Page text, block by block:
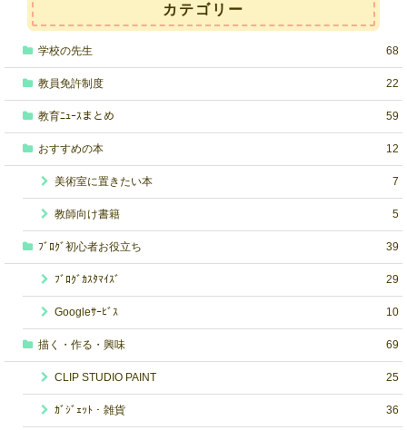
カテゴリー
学校の先生 68
教員免許制度 22
教育ﾆｭｰｽまとめ 59
おすすめの本 12
美術室に置きたい本 7
教師向け書籍 5
ﾌﾞﾛｸﾞ初心者お役立ち 39
ﾌﾞﾛｸﾞｶｽﾀﾏｲｽﾞ 29
Googleｻｰﾋﾞｽ 10
描く・作る・興味 69
CLIP STUDIO PAINT 25
ｶﾞｼﾞｪｯﾄ・雑貨 36